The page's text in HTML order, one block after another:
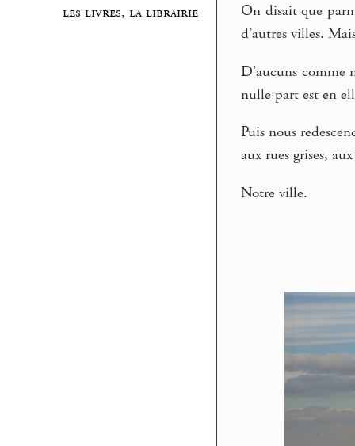
les livres, la librairie
On disait que
d’autres villes.
D’aucuns comme
nulle part est en
Puis nous
aux rues grises,
Notre ville.